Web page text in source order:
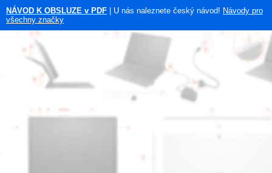
NÁVOD K OBSLUZE v PDF | U nás naleznete český návod! Návody pro
všechny značky